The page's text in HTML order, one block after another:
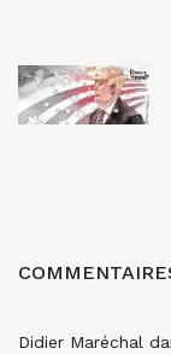
Didier Maréchal